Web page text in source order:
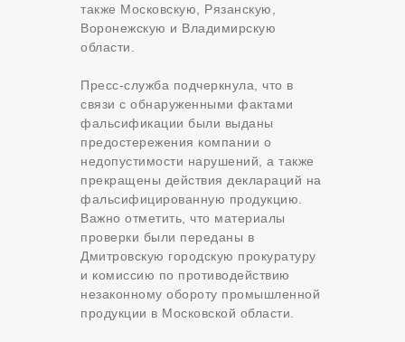
также Московскую, Рязанскую,
Воронежскую и Владимирскую
области.
Пресс-служба подчеркнула, что в
связи с обнаруженными фактами
фальсификации были выданы
предостережения компании о
недопустимости нарушений, а также
прекращены действия деклараций на
фальсифицированную продукцию.
Важно отметить, что материалы
проверки были переданы в
Дмитровскую городскую прокуратуру
и комиссию по противодействию
незаконному обороту промышленной
продукции в Московской области.